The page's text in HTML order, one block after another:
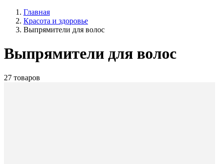
Главная
Красота и здоровье
Выпрямители для волос
Выпрямители для волос
27 товаров